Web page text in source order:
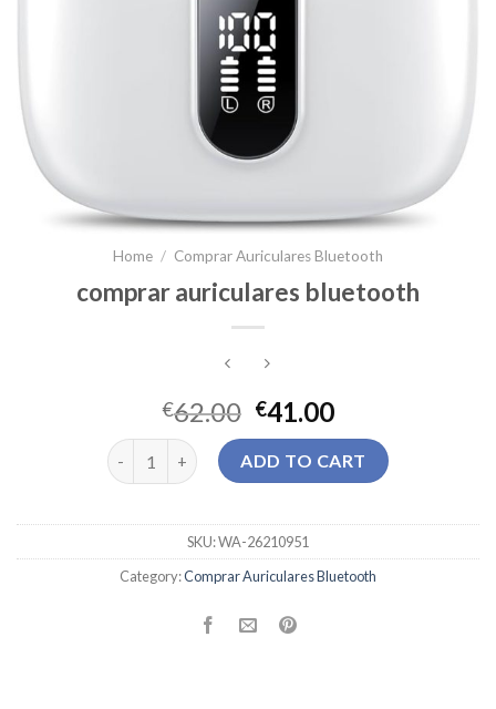
Home / Comprar Auriculares Bluetooth
comprar auriculares bluetooth
€62.00 €41.00
comprar auriculares bluetooth quantity
ADD TO CART
SKU:WA-26210951
Category:Comprar Auriculares Bluetooth